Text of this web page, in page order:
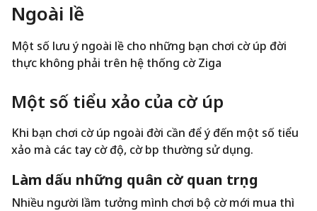
Ngoài lề
Một số lưu ý ngoài lề cho những bạn chơi cờ úp đời
thực không phải trên hệ thống cờ Ziga
Một số tiểu xảo của cờ úp
Khi bạn chơi cờ úp ngoài đời cần để ý đến một số tiểu
xảo mà các tay cờ độ, cờ bịp thường sử dụng.
Làm dấu những quân cờ quan trọng
Nhiều người lầm tưởng mình chơi bộ cờ mới mua thì